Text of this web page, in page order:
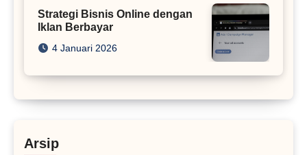
Strategi Bisnis Online dengan
Iklan Berbayar
4 Januari 2026
Arsip